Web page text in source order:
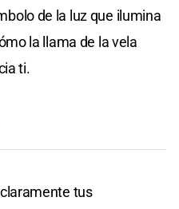
de la luz que ilumina
la llama de la vela
ti.
tus